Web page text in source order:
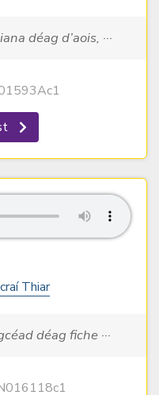
déag d’aois, ···
Thiar
déag fiche ···